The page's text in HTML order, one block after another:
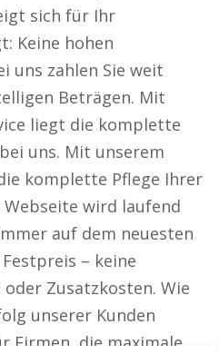
sich für Ihr
Keine hohen
uns zahlen Sie weit
Beträgen. Mit
liegt die komplette
uns. Mit unserem
komplette Pflege Ihrer
wird laufend
auf dem neuesten
– keine
Zusatzkosten. Wie
unserer Kunden
Firmen, die maximale